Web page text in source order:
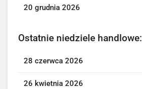
20 grudnia 2026
Ostatnie niedziele handlowe:
28 czerwca 2026
26 kwietnia 2026